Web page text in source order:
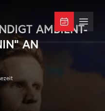
Menü
AMBIENT-
AN